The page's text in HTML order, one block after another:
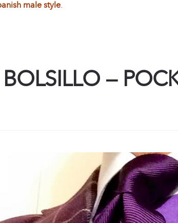
male style.
–